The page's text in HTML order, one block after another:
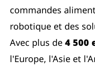
commandes
robotique et des
Avec plus de 4 500
l'Europe, l'Asie et